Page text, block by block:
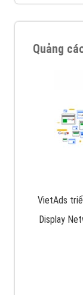
Quảng
VietAds
Display